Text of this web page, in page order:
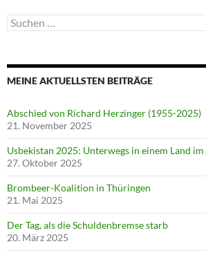
Suche
nach:
MEINE AKTUELLSTEN BEITRÄGE
Abschied von Richard Herzinger (1955-2025)
21. November 2025
Usbekistan 2025: Unterwegs in einem Land
27. Oktober 2025
Brombeer-Koalition in Thüringen
21. Mai 2025
Der Tag, als die Schuldenbremse starb
20. März 2025